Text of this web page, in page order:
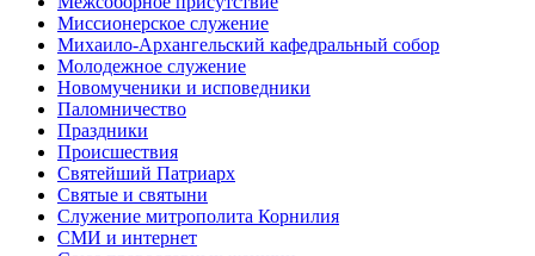
Миссионерское служение
Михаило-Архангельский кафедральный собор
Молодежное служение
Новомученики и исповедники
Паломничество
Праздники
Происшествия
Святейший Патриарх
Святые и святыни
Служение митрополита Корнилия
СМИ и интернет